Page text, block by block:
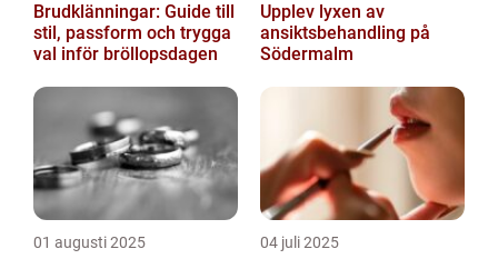
Brudklänningar: Guide till
stil, passform och trygga
val inför bröllopsdagen
Upplev lyxen av
ansiktsbehandling på
Södermalm
01 augusti 2025 04 juli 2025